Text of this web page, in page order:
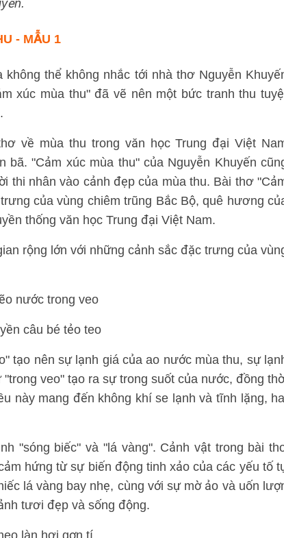
- MẪU 1
thể không nhắc tới nhà thơ Nguyễn
xúc mùa thu" đã vẽ nên một bức tranh thu
về mùa thu trong văn học Trung đại Việt
"Cảm xúc mùa thu" của Nguyễn Khuyến
thi nhân vào cảnh đẹp của mùa thu. Bài thơ
của vùng chiêm trũng Bắc Bộ, quê hương
thống văn học Trung đại Việt Nam.
rộng lớn với những cảnh sắc đặc trưng của
nước trong veo
câu bé tẻo teo
tạo nên sự lạnh giá của ao nước mùa thu, sự
veo" tạo ra sự trong suốt của nước, đồng
này mang đến không khí se lạnh và tĩnh lặng,
"sóng biếc" và "lá vàng". Cảnh vật trong bài
hứng từ sự biến động tinh xảo của các yếu tố
lá vàng bay nhẹ, cùng với sự mờ ảo và uốn
tươi đẹp và sống động.
làn hơi gợn tí